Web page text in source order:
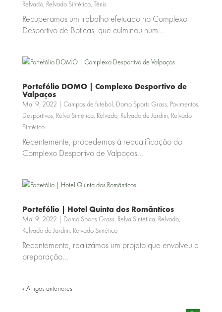
Relvado, Relvado Sintético, Ténis
Recuperamos um trabalho efetuado no Complexo
Desportivo de Boticas, que culminou num...
Portefólio DOMO | Complexo Desportivo de
Valpaços
Mai 9, 2022 | Campos de futebol, Domo Sports Grass, Pavimentos
Desportivos, Relva Sintética, Relvado, Relvado de Jardim, Relvado
Sintético
Recentemente, procedemos à requalificação do
Complexo Desportivo de Valpaços...
Portefólio | Hotel Quinta dos Românticos
Mai 9, 2022 | Domo Sports Grass, Relva Sintética, Relvado,
Relvado de Jardim, Relvado Sintético
Recentemente, realizámos um projeto que envolveu a
preparação...
« Older Entries